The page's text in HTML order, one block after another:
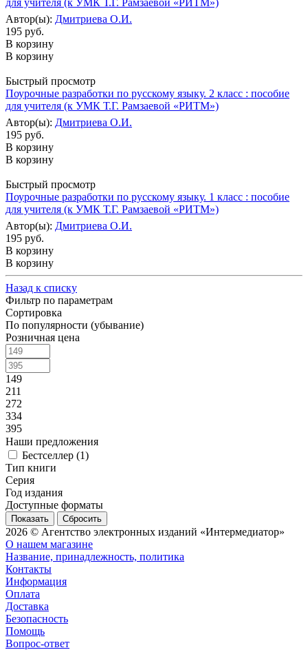
Автор(ы): Дмитриева О.И.
195 руб.
В корзину
В корзину
Быстрый просмотр
Поурочные разработки по русскому языку. 2 класс : пособие
для учителя (к УМК Т.Г. Рамзаевой «РИТМ»)
Автор(ы): Дмитриева О.И.
195 руб.
В корзину
В корзину
Быстрый просмотр
Поурочные разработки по русскому языку. 1 класс : пособие
для учителя (к УМК Т.Г. Рамзаевой «РИТМ»)
Автор(ы): Дмитриева О.И.
195 руб.
В корзину
В корзину
Назад к списку
Фильтр по параметрам
Сортировка
По популярности (убывание)
Розничная цена
149
211
272
334
395
Наши предложения
Бестселлер (1)
Тип книги
Серия
Год издания
Доступные форматы
Сбросить
2026 © Агентство электронных изданий «Интермедиатор»
О нашем магазине
Название, принадлежность, политика
Контакты
Информация
Оплата
Доставка
Безопасность
Помощь
Вопрос-ответ